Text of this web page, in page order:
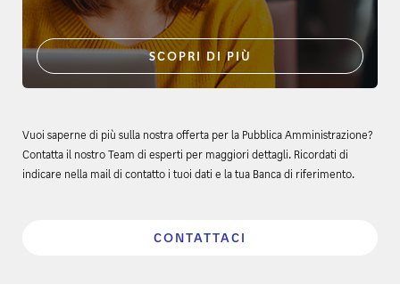
SCOPRI DI PIÙ
Vuoi saperne di più sulla nostra offerta per la Pubblica Amministrazione?
Contatta il nostro Team di esperti per maggiori dettagli. Ricordati di
indicare nella mail di contatto i tuoi dati e la tua Banca di riferimento.
CONTATTACI